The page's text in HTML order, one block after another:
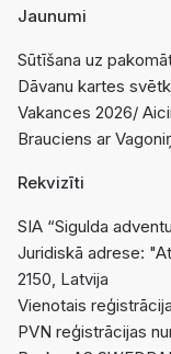
Jaunumi
Sūtīšana uz
Dāvanu kartes
Vakances 2026/
Brauciens ar
Rekvizīti
SIA “Sigulda
Juridiskā adrese:
2150, Latvija
Vienotais
PVN reģistrācijas